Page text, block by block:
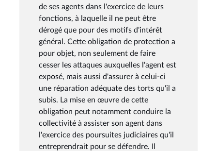
de ses agents dans l'exercice de leurs
fonctions, à laquelle il ne peut être
dérogé que pour des motifs d'intérêt
général. Cette obligation de protection a
pour objet, non seulement de faire
cesser les attaques auxquelles l'agent est
exposé, mais aussi d'assurer à celui-ci
une réparation adéquate des torts qu'il a
subis. La mise en œuvre de cette
obligation peut notamment conduire la
collectivité à assister son agent dans
l'exercice des poursuites judiciaires qu'il
entreprendrait pour se défendre. Il